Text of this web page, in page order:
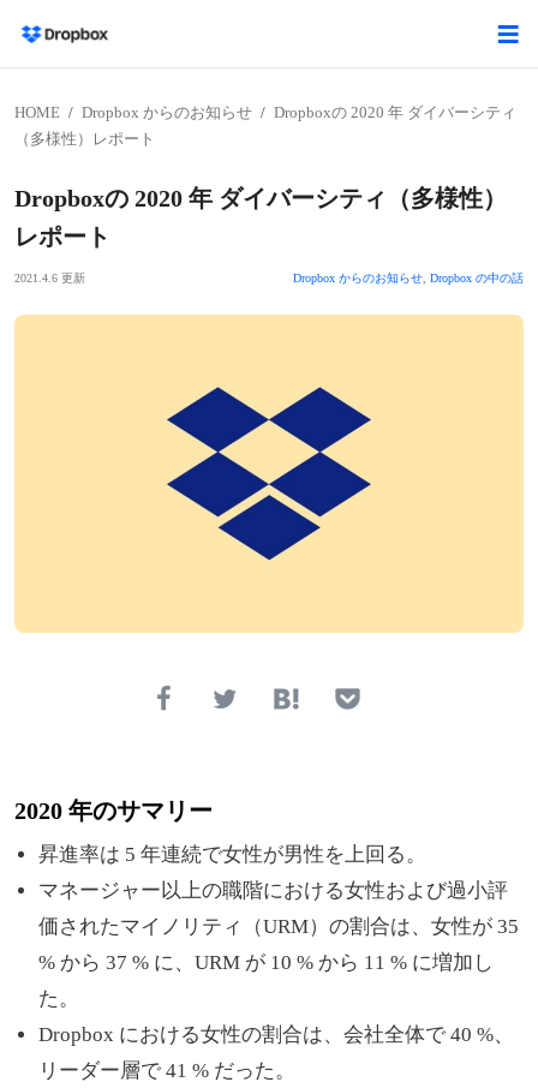
HOME Dropbox からのお知らせ
Dropboxの 2020 年 ダイバーシティ
（多様性）レポート
Dropboxの 2020 年 ダイバーシティ（多様性）
レポート
2021.4.6 更新 Dropbox からのお知らせ Dropbox の中の話
2020 年のサマリー
昇進率は 5 年連続で女性が男性を上回る。
マネージャー以上の職階における女性および過小評
価されたマイノリティ（URM）の割合は、女性が 35
% から 37 % に、URM が 10 % から 11 % に増加し
た。
Dropbox における女性の割合は、会社全体で 40 %、
リーダー層で 41 % だった。